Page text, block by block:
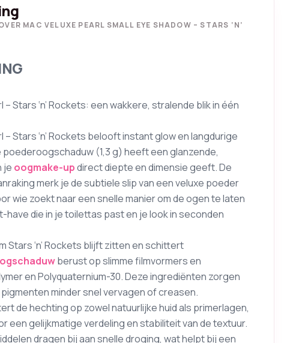
MAC VELUXE PEARL SMALL EYE SHADOW – STARS ‘N’
– Stars ‘n’ Rockets: een wakkere, stralende blik in één
– Stars ‘n’ Rockets belooft instant glow en langdurige
(1,3 g) heeft een glanzende,
je oogmake-updirect diepte en dimensie geeft. De
merk je de subtiele slip van een veluxe poeder
wie zoekt naar een snelle manier om de ogen te laten
die in je toilettas past en je look in seconden
Stars ‘n’ Rockets blijft zitten en schittert
berust op slimme filmvormers en
en Polyquaternium-30. Deze ingrediënten zorgen
minder snel vervagen of creasen.
de hechting op zowel natuurlijke huid als primerlagen,
een gelijkmatige verdeling en stabiliteit van de textuur.
dragen bij aan snelle droging, wat helpt bij een